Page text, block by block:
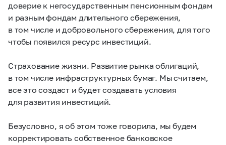
доверие к негосударственным пенсионным фондам
и разным фондам длительного сбережения,
в том числе и добровольного сбережения, для того
чтобы появился ресурс инвестиций.
Страхование жизни. Развитие рынка облигаций,
в том числе инфраструктурных бумаг. Мы считаем,
все это создаст и будет создавать условия
для развития инвестиций.
Безусловно, я об этом тоже говорила, мы будем
корректировать собственное банковское